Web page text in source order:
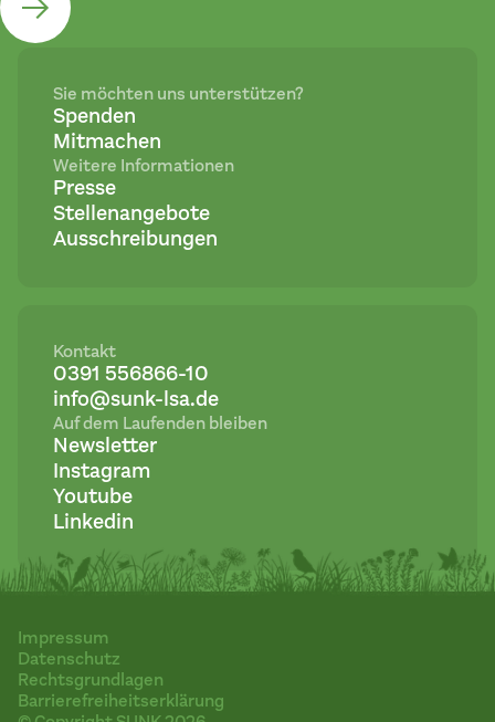
Sie möchten uns unterstützen?
Spenden
Mitmachen
Weitere Informationen
Presse
Stellenangebote
Ausschreibungen
Kontakt
0391 556866-10
info@sunk-lsa.de
Auf dem Laufenden bleiben
Newsletter
Instagram
Youtube
Linkedin
Impressum
Datenschutz
Rechtsgrundlagen
Barrierefreiheitserklärung